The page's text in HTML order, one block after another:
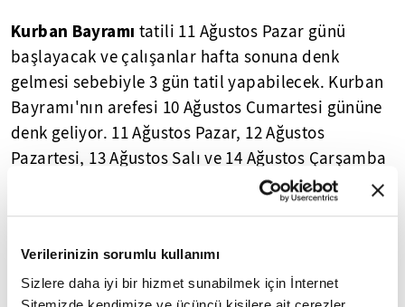
Verilerinizin sorumlu kullanımı
Sizlere daha iyi bir hizmet sunabilmek için İnternet
Kurban Bayramı tatili 11 Ağustos Pazar günü
başlayacak ve çalışanlar hafta sonuna denk
gelmesi sebebiyle 3 gün tatil yapabilecek. Kurban
Bayramı'nın arefesi 10 Ağustos Cumartesi gününe
denk geliyor. 11 Ağustos Pazar, 12 Ağustos
Pazartesi, 13 Ağustos Salı ve 14 Ağustos Çarşamba
Cuma günü kutlanacak. Hafta
sonuyla birleştirenler toplamda 3 gün tatil